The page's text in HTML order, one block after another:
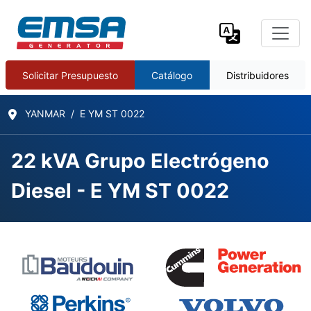
Solicitar Presupuesto Catálogo Distribuidores
YANMAR E YM ST 0022
22 kVA Grupo Electrógeno
Diesel - E YM ST 0022